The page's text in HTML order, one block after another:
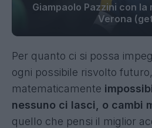
Giampaolo Pazzini con
Verona
Per quanto ci si possa
ogni possibile risvolto
matematicamente
nessuno ci lasci, o cambi
quello che pensi il miglior